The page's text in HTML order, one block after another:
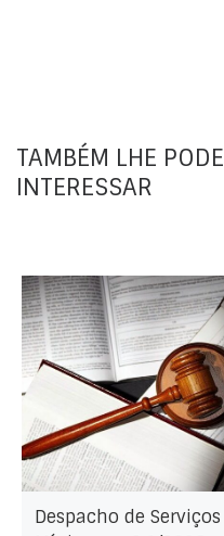
TAMBÉM LHE PODE
INTERESSAR
Despacho de Serviços